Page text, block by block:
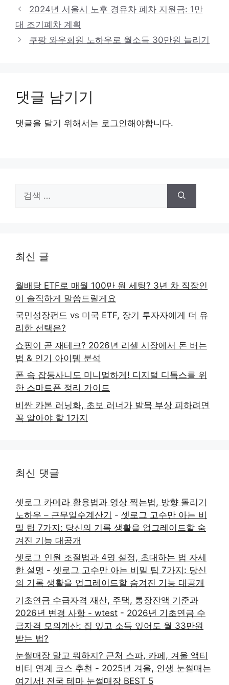
2024년 서울시 노후 경유차 폐차 지원금: 1만
대 조기폐차 계획
쿠팡 와우회원 노하우로 월소득 30만원 늘리기
댓글 남기기
댓글을 달기 위해서는 로그인해야합니다.
색:
최신 글
월배당 ETF로 매월 100만 원 세팅? 3년 차 직장인
이 솔직하게 말씀드릴게요
국민성장펀드 vs 미국 ETF, 장기 투자자에게 더 유
리한 선택은?
쇼핑이 곧 재테크? 2026년 리셀 시장에서 돈 버는
법 & 인기 아이템 분석
폰 속 잡동사니도 미니멀하게! 디지털 디톡스를 위
한 스마트폰 정리 가이드
비싼 카본 러닝화, 초보 러너가 발목 부상 피하려면
꼭 알아야 할 1가지
최신 댓글
셋로그 카메라 활용법과 영상 찍는법, 방향 돌리기
노하우 – 근무일수계산기 - 셋로그 고수만 아는 비
밀 팁 7가지: 당신의 기록 생활을 업그레이드할 숨
겨진 기능 대공개
셋로그 인원 조절법과 4명 설정, 초대하는 법 자세
한 설명 - 셋로그 고수만 아는 비밀 팁 7가지: 당신
의 기록 생활을 업그레이드할 숨겨진 기능 대공개
기초연금 수급자격 재산, 주택, 통장잔액 기준과
2026년 변경 사항 - wtest - 2026년 기초연금 수
급자격 모의계산: 집 있고 소득 있어도 월 33만원
받는 법?
눈썰매장 말고 뭐하지? 근처 스파, 카페, 겨울 액티
비티 연계 코스 추천 - 2025년 겨울, 인생 눈썰매는
여기서! 전국 테마 눈썰매장 BEST 5